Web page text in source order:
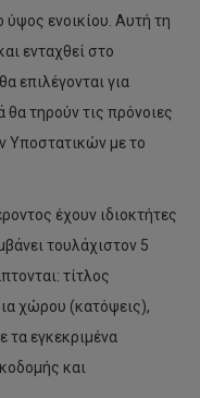
ύψος ενοικίου. Αυτή τη
ενταχθεί στο
επιλέγονται για
τηρούν τις πρόνοιες
Υποστατικών με το
έχουν ιδιοκτήτες
τουλάχιστον 5
τίτλος
χώρου (κατόψεις),
τα εγκεκριμένα
και